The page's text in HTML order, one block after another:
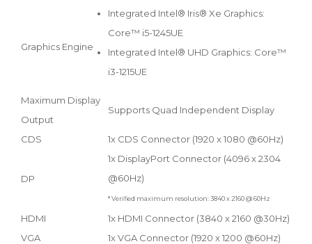
Graphics Engine
Integrated Intel® Iris® Xe Graphics:
Core™ i5-1245UE
Integrated Intel® UHD Graphics: Core™
i3-1215UE
Maximum Display
Output
Supports Quad Independent Display
CDS 1x CDS Connector (1920 x 1080 @60Hz)
DP
1x DisplayPort Connector (4096 x 2304
@60Hz)
* Verified maximum resolution: 3840 x 2160 @ 60Hz
HDMI
1x HDMI Connector (3840 x 2160 @30Hz)
VGA
1x VGA Connector (1920 x 1200 @60Hz)